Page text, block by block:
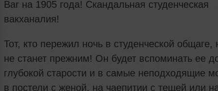
Bar на 1905 года! Скандальная студенческая
вакханалия!
Тот, кто пережил ночь в студенческой общаге,
не станет прежним! Он будет вспоминать ее
глубокой старости и в самые неподходящие
в постели с женой, на чаепитии с тещей или